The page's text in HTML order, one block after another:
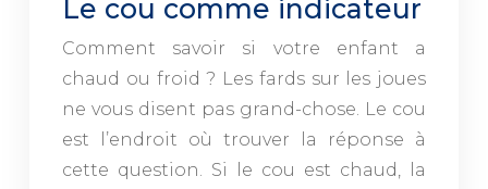
Le cou comme indicateur
Comment savoir si votre enfant a
chaud ou froid ? Les fards sur les joues
ne vous disent pas grand-chose. Le cou
est l’endroit où trouver la réponse à
cette question. Si le cou est chaud, la